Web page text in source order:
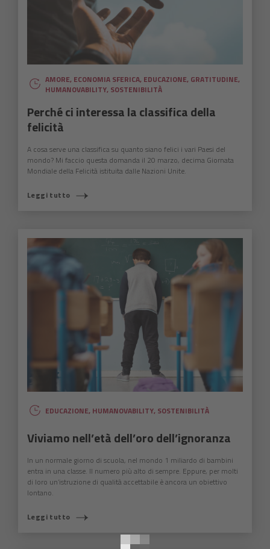
AMORE, ECONOMIA SFERICA, EDUCAZIONE, GRATITUDINE,
HUMANOVABILITY, SOSTENIBILITÀ
Perché ci interessa la classifica della
felicità
A cosa serve una classifica su quanto siano felici i vari Paesi del
mondo? Mi faccio questa domanda il 20 marzo, decima Giornata
Mondiale della Felicità istituita dalle Nazioni Unite.
Leggi tutto
EDUCAZIONE, HUMANOVABILITY, SOSTENIBILITÀ
Viviamo nell’età dell’oro dell’ignoranza
In un normale giorno di scuola, nel mondo 1 miliardo di bambini
entra in una classe. Il numero più alto di sempre. Eppure, per molti
di loro un’istruzione di qualità accettabile è ancora un obiettivo
lontano.
Leggi tuttoCOSA STAI CERCANDO?